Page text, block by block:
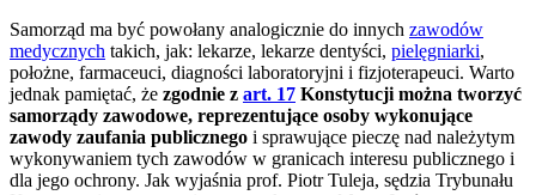
Samorząd ma być powołany analogicznie do innych zawodów
medycznych takich, jak: lekarze, lekarze dentyści, pielęgniarki,
położne, farmaceuci, diagności laboratoryjni i fizjoterapeuci. Warto
jednak pamiętać, że zgodnie z art. 17 Konstytucji można tworzyć
samorządy zawodowe, reprezentujące osoby wykonujące
zawody zaufania publicznego i sprawujące pieczę nad należytym
wykonywaniem tych zawodów w granicach interesu publicznego i
dla jego ochrony. Jak wyjaśnia prof. Piotr Tuleja, sędzia Trybunału